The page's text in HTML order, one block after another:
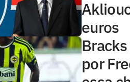
euros
por